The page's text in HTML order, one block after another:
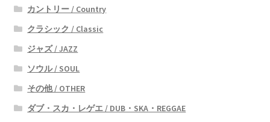
カントリー / Country
クラシック / Classic
ジャズ / JAZZ
ソウル / SOUL
その他 / OTHER
ダブ・スカ・レゲエ / DUB・SKA・REGGAE